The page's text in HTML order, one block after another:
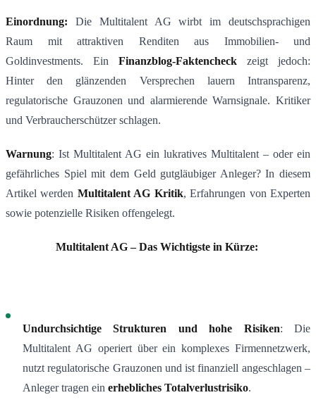
Einordnung: Die Multitalent AG wirbt im deutschsprachigen
Raum mit attraktiven Renditen aus Immobilien- und
Goldinvestments. Ein Finanzblog-Faktencheck zeigt jedoch:
Hinter den glänzenden Versprechen lauern Intransparenz,
regulatorische Grauzonen und alarmierende Warnsignale. Kritiker
und Verbraucherschützer schlagen.
Warnung: Ist Multitalent AG ein lukratives Multitalent – oder ein
gefährliches Spiel mit dem Geld gutgläubiger Anleger? In diesem
Artikel werden Multitalent AG Kritik, Erfahrungen von Experten
sowie potenzielle Risiken offengelegt.
Multitalent AG – Das Wichtigste in Kürze:
Undurchsichtige Strukturen und hohe Risiken: Die
Multitalent AG operiert über ein komplexes Firmennetzwerk,
nutzt regulatorische Grauzonen und ist finanziell angeschlagen –
Anleger tragen ein erhebliches Totalverlustrisiko.